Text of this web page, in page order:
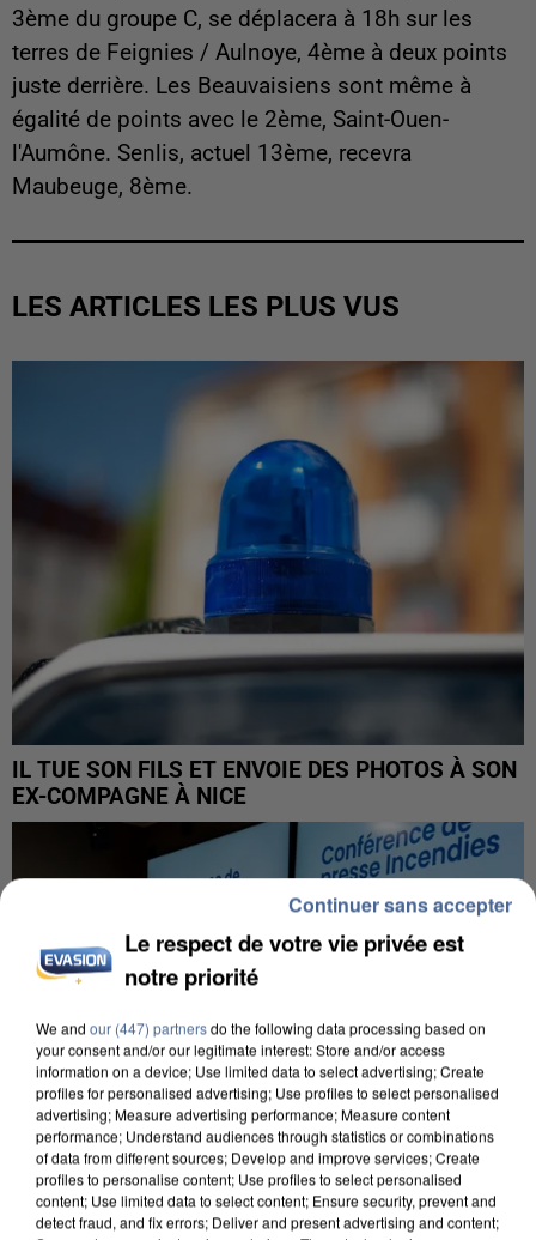
3ème du groupe C, se déplacera à 18h sur les
terres de Feignies / Aulnoye, 4ème à deux points
juste derrière. Les Beauvaisiens sont même à
égalité de points avec le 2ème, Saint-Ouen-
l'Aumône. Senlis, actuel 13ème, recevra
Maubeuge, 8ème.
LES ARTICLES LES PLUS VUS
IL TUE SON FILS ET ENVOIE DES PHOTOS À SON
EX-COMPAGNE À NICE
INCENDIES : L’ÎLE-DE-FRANCE LANCE UN ÉLAN
Le respect de votre vie privée est
notre priorité
We and our (447) partnersdo the following data processing based on
your consent and/or our legitimate interest: Store and/or access
information on a device; Use limited data to select advertising; Create
profiles for personalised advertising; Use profiles to select personalised
advertising; Measure advertising performance; Measure content
performance; Understand audiences through statistics or combinations
of data from different sources; Develop and improve services; Create
profiles to personalise content; Use profiles to select personalised
content; Use limited data to select content; Ensure security, prevent and
detect fraud, and fix errors; Deliver and present advertising and content;
Continuer sans accepter